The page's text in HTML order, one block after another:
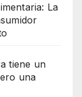
La
tiene un
una